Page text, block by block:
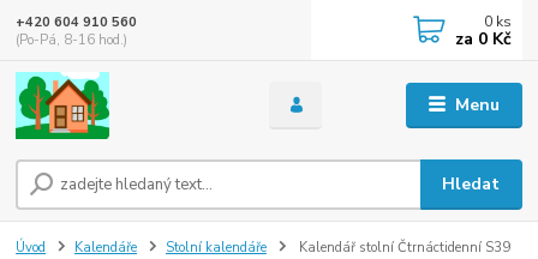
Menu
Hledat
+420 604 910 560
(Po-Pá, 8-16 hod.)
0 ks
za 0 Kč
Úvod Kalendáře Stolní kalendáře Kalendář stolní Čtrnáctidenní S39